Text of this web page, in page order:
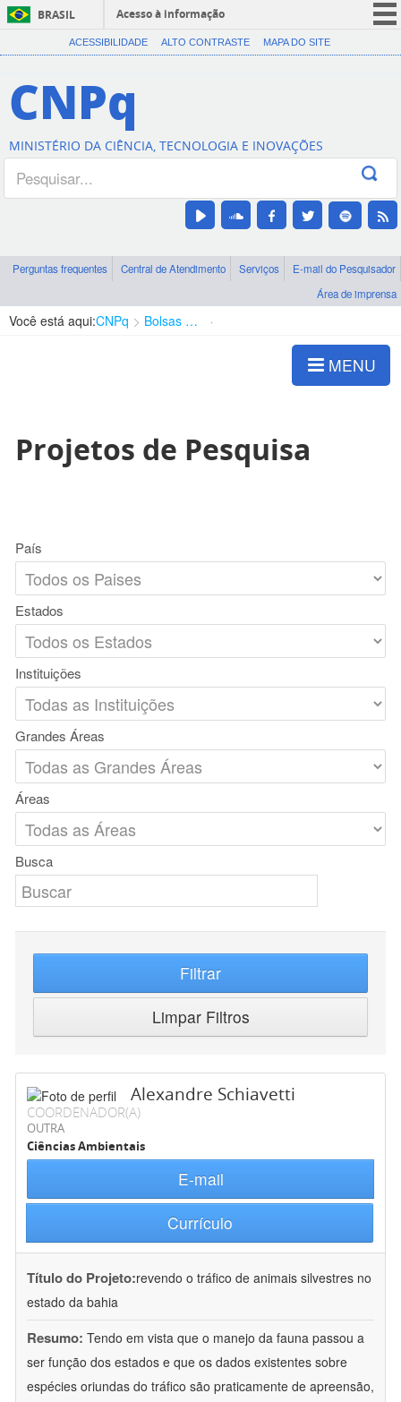
BRASIL
Acesso à informação
CORONAVÍRUS (COVID-19)
Canais
ACESSIBILIDADE ALTO CONTRASTE MAPA DO SITE
CNPq
MINISTÉRIO DA CIÊNCIA, TECNOLOGIA E INOVAÇÕES
Perguntas frequentes Central de Atendimento Serviços
E-mail do Pesquisador
Área de imprensa
Você está aqui:CNPq Bolsas e Auxílios Vigentes
MENU
Projetos de Pesquisa
País
Estados
Instituições
Grandes Áreas
Áreas
Busca
Filtrar
Limpar Filtros
Alexandre Schiavetti
COORDENADOR(A)
OUTRA
Ciências Ambientais
E-mail
Currículo
Título do Projeto:revendo o tráfico de animais silvestres no
estado da bahia
Resumo: Tendo em vista que o manejo da fauna passou a
ser função dos estados e que os dados existentes sobre
espécies oriundas do tráfico são praticamente de apreensão,